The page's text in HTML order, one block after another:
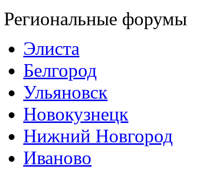
Региональные форумы
Элиста
Белгород
Ульяновск
Новокузнецк
Нижний Новгород
Иваново